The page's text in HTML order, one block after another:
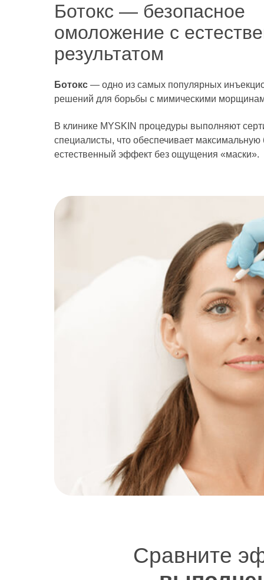
Ботокс — безопасное
омоложение с
результатом
Ботокс — одно из самых популярных
решений для борьбы с мимическими
В клинике MYSKIN процедуры выполняют
специалисты, что обеспечивает максимальную
естественный эффект без ощущения «маски».
Сравните
Сравните